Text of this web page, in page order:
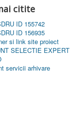
citite
ID 155742
ID 156935
si link site proiect
SELECTIE EXPERT
servicii arhivare